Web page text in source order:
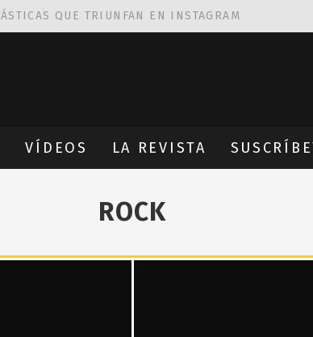
QUE TRIUNFAN EN INSTAGRAM
Y ERÓTICA
VÍDEOS LA REVISTA
ROCK